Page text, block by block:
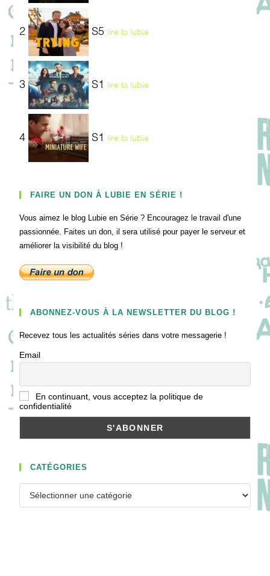
2 S5 lire la lubie
3 S1 lire la lubie
4 S1 lire la lubie
FAIRE UN DON À LUBIE EN SÉRIE !
Vous aimez le blog Lubie en Série ? Encouragez le travail d'une
passionnée. Faites un don, il sera utilisé pour payer le serveur et
améliorer la visibilité du blog !
ABONNEZ-VOUS À LA NEWSLETTER DU BLOG !
Recevez tous les actualités séries dans votre messagerie !
Email
En continuant, vous acceptez la politique de
confidentialité
CATÉGORIES